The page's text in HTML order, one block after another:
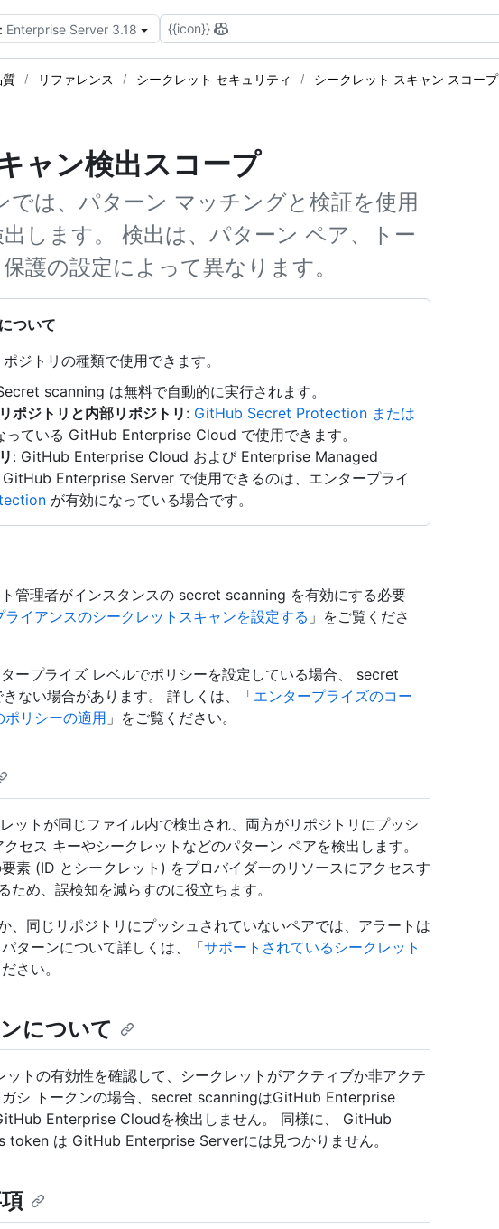
Enterprise Server 3.18 {{icon}}
質 リファレンス シークレット セキュリティ シークレット スキャン スコープ
ャン検出スコープ
では、パターン マッチングと検証を使用
します。 検出は、パターン ペア、トー
護の設定によって異なります。
ついて
ジトリの種類で使用できます。
scanning は無料で自動的に実行されます。
ポジトリと内部リポジトリ : GitHub Secret Protection または
っている GitHub Enterprise Cloud で使用できます。
: GitHub Enterprise Cloud および Enterprise Managed
Enterprise Server で使用できるのは、エンタープライ
が有効になっている場合です。
管理者がインスタンスの secret scanning を有効にする必要
ライアンスのシークレットスキャンを設定する 」をご覧くださ
ープライズ レベルでポリシーを設定している場合、 secret
ない場合があります。 詳しくは、「エンタープライズのコー
ポリシーの適用 」をご覧ください。
ットが同じファイル内で検出され、両方がリポジトリにプッシ
セス キーやシークレットなどのパターン ペアを検出します。
素 (ID とシークレット) をプロバイダーのリソースにアクセスす
ため、誤検知を減らすのに役立ちます。
、同じリポジトリにプッシュされていないペアでは、アラートは
ターンについて詳しくは、「サポートされているシークレット
さい。
について
トの有効性を確認して、シークレットがアクティブか非アクテ
ガシ トークンの場合、secret scanningはGitHub Enterprise
Enterprise Cloudを検出しません。 同様に、 GitHub
は GitHub Enterprise Serverには見つかりません。